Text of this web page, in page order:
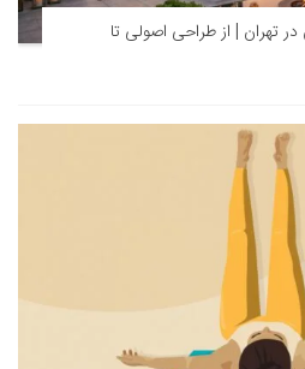
در تهران | از طراحی اصولی تا